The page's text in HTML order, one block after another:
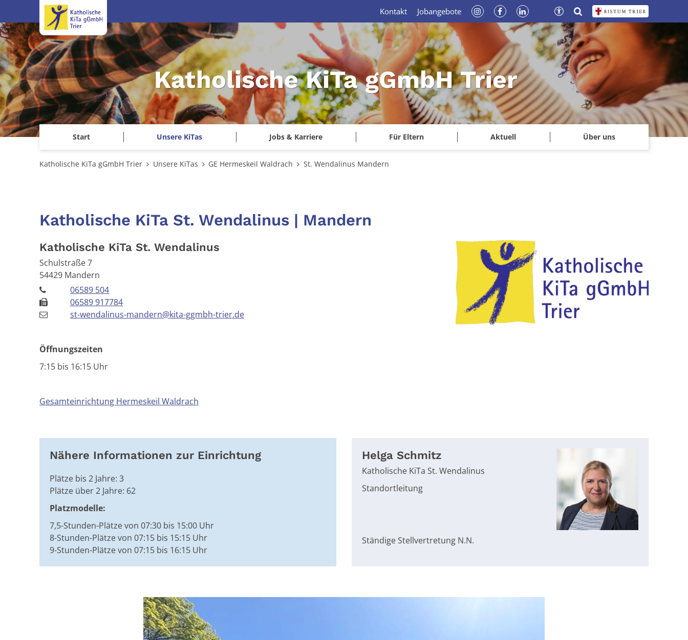
Zum Inhalt springen
Katholische KiTa gGmbH Trier
Start Unsere KiTas Jobs & Karriere Für Eltern Aktuell Über uns
Kontakt Jobangebote
Katholische KiTa gGmbH Trier Unsere KiTas GE Hermeskeil Waldrach St. Wendalinus Mandern
Katholische KiTa St. Wendalinus | Mandern
Katholische KiTa St. Wendalinus
Schulstraße 7
54429 Mandern
06589 504
06589 917784
st-wendalinus-mandern@kita-ggmbh-trier.de
Öffnungszeiten
7:15 bis 16:15 Uhr
Gesamteinrichtung Hermeskeil Waldrach
Nähere Informationen zur Einrichtung
Plätze bis 2 Jahre: 3
Plätze über 2 Jahre: 62
Platzmodelle:
7,5-Stunden-Plätze von 07:30 bis 15:00 Uhr
8-Stunden-Plätze von 07:15 bis 15:15 Uhr
9-Stunden-Plätze von 07:15 bis 16:15 Uhr
Helga Schmitz
Katholische KiTa St. Wendalinus
Standortleitung
Ständige Stellvertretung N.N.